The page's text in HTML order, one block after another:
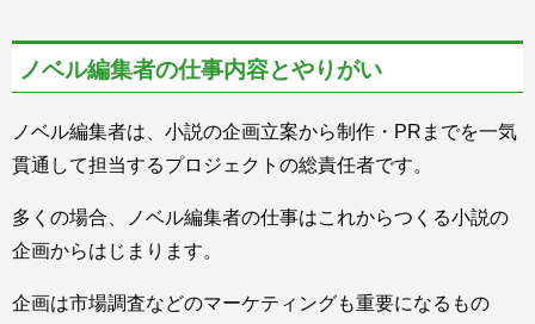
ノベル編集者の仕事内容とやりがい
ノベル編集者は、小説の企画立案から制作・PRまでを一気
貫通して担当するプロジェクトの総責任者です。
多くの場合、ノベル編集者の仕事はこれからつくる小説の
企画からはじまります。
企画は市場調査などのマーケティングも重要になるもの